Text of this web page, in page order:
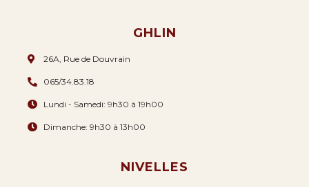
GHLIN
26A, Rue de Douvrain
065/34.83.18
Lundi - Samedi: 9h30 à 19h00
Dimanche: 9h30 à 13h00
NIVELLES